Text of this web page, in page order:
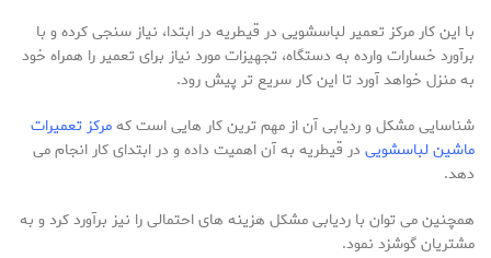
با این کار مرکز تعمیر لباسشویی در قیطریه در ابتدا، نیاز سنجی کرده و با
برآورد خسارات وارده به دستگاه، تجهیزات مورد نیاز برای تعمیر را همراه خود
به منزل خواهد آورد تا این کار سریع تر پیش رود.
شناسایی مشکل و ردیابی آن از مهم ترین کار هایی است کهمرکز تعمیرات
ماشین لباسشویی در قیطریه به آن اهمیت داده و در ابتدای کار انجام می
دهد.
همچنین می توان با ردیابی مشکل هزینه های احتمالی را نیز برآورد کرد و به
مشتریان گوشزد نمود.